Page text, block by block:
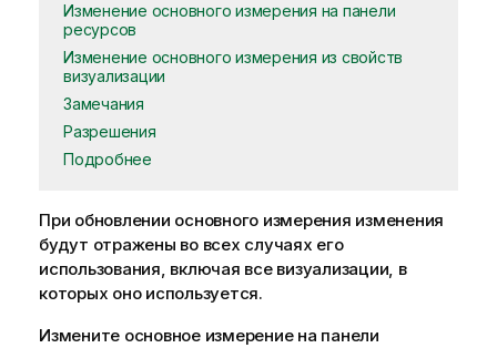
Изменение основного измерения на панели
ресурсов
Изменение основного измерения из свойств
визуализации
Замечания
Разрешения
Подробнее
При обновлении основного измерения изменения
будут отражены во всех случаях его
использования, включая все визуализации, в
которых оно используется.
Измените основное измерение на панели